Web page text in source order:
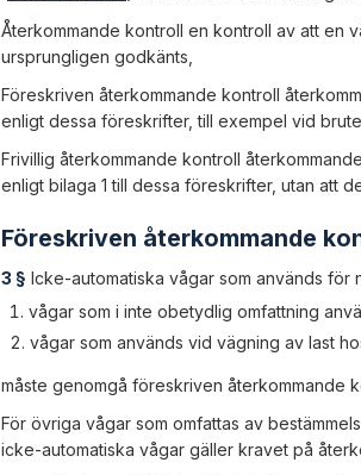
Återkommande kontroll en kontroll av att en
ursprungligen godkänts,
Föreskriven återkommande kontroll
enligt dessa föreskrifter, till exempel vid
Frivillig återkommande kontroll
enligt bilaga 1 till dessa föreskrifter, utan att
Föreskriven återkommande
3 § Icke-automatiska vågar som används för
vågar som i inte obetydlig omfattning
vågar som används vid vägning av last
måste genomgå föreskriven återkommande
För övriga vågar som omfattas av
icke-automatiska vågar gäller kravet på